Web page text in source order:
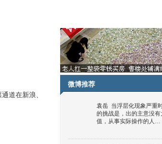
道在新浪、
微博推荐
袁岳 当浮层化现象严重
的挑战是，出的主意没
值，从事实际操作的人…